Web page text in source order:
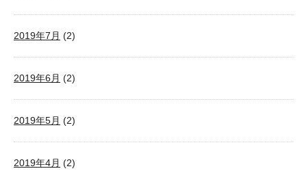
2019年7月 (2)
2019年6月 (2)
2019年5月 (2)
2019年4月 (2)